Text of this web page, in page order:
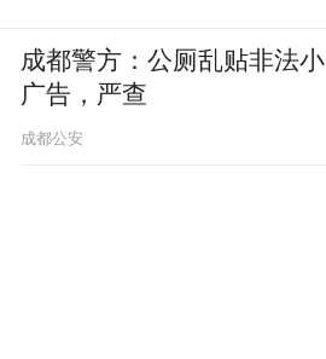
成都警方：公厕乱贴非法小
广告，严查
成都公安